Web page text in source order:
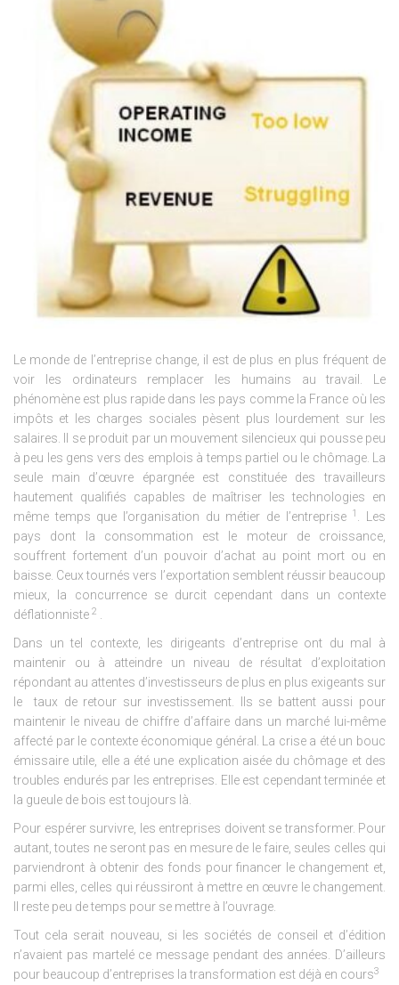
Le monde de l’entreprise change, il est de plus en plus fréquent de
voir les ordinateurs remplacer les humains au travail. Le
phénomène est plus rapide dans les pays comme la France où les
impôts et les charges sociales pèsent plus lourdement sur les
salaires. Il se produit par un mouvement silencieux qui pousse peu
à peu les gens vers des emplois à temps partiel ou le chômage. La
seule main d’œuvre épargnée est constituée des travailleurs
hautement qualifiés capables de maîtriser les technologies en
même temps que l’organisation du métier de l’entreprise 1
. Les
pays dont la consommation est le moteur de croissance,
souffrent fortement d’un pouvoir d’achat au point mort ou en
baisse. Ceux tournés vers l’exportation semblent réussir beaucoup
mieux, la concurrence se durcit cependant dans un contexte
déflationniste 2
Dans un tel contexte, les dirigeants d’entreprise ont du mal à
maintenir ou à atteindre un niveau de résultat d’exploitation
répondant au attentes d’investisseurs de plus en plus exigeants sur
le taux de retour sur investissement. Ils se battent aussi pour
maintenir le niveau de chiffre d’affaire dans un marché lui-même
affecté par le contexte économique général. La crise a été un bouc
émissaire utile, elle a été une explication aisée du chômage et des
troubles endurés par les entreprises. Elle est cependant terminée et
la gueule de bois est toujours là.
Pour espérer survivre, les entreprises doivent se transformer. Pour
autant, toutes ne seront pas en mesure de le faire, seules celles qui
parviendront à obtenir des fonds pour financer le changement et,
parmi elles, celles qui réussiront à mettre en œuvre le changement.
Il reste peu de temps pour se mettre à l’ouvrage.
Tout cela serait nouveau, si les sociétés de conseil et d’édition
n’avaient pas martelé ce message pendant des années. D’ailleurs
pour beaucoup d’entreprises la transformation est déjà en cours3